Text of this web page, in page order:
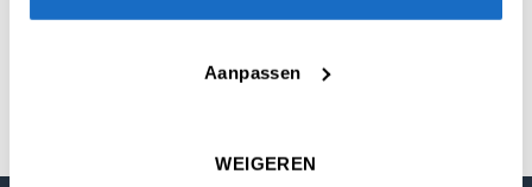
Aanpassen
WEIGEREN